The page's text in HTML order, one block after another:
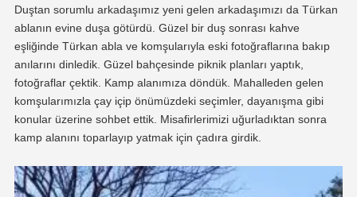
Duştan sorumlu arkadaşımız yeni gelen arkadaşımızı da Türkan
ablanın evine duşa götürdü. Güzel bir duş sonrası kahve
eşliğinde Türkan abla ve komşularıyla eski fotoğraflarına bakıp
anılarını dinledik. Güzel bahçesinde piknik planları yaptık,
fotoğraflar çektik. Kamp alanımıza döndük. Mahalleden gelen
komşularımızla çay içip önümüzdeki seçimler, dayanışma gibi
konular üzerine sohbet ettik. Misafirlerimizi uğurladıktan sonra
kamp alanını toparlayıp yatmak için çadıra girdik.